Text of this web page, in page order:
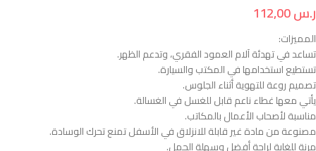
ر.س
المميزات:
تساعد في تهدئة آلام العمود الفقري، وتدعم الظهر.
تستطيع استخدامها في المكتب والسيارة.
تصميم روعة للتهوية أثناء الجلوس.
يأتي معها غطاء ناعم قابل للغسل في الغسالة.
مناسبة لأصحاب الأعمال بالمكاتب.
مصنوعة من مادة غير قابلة للانزلاق في الأسفل تمنع تحرك الوسادة.
مرنة للغاية لراحة أفضل وسهلة الحمل.